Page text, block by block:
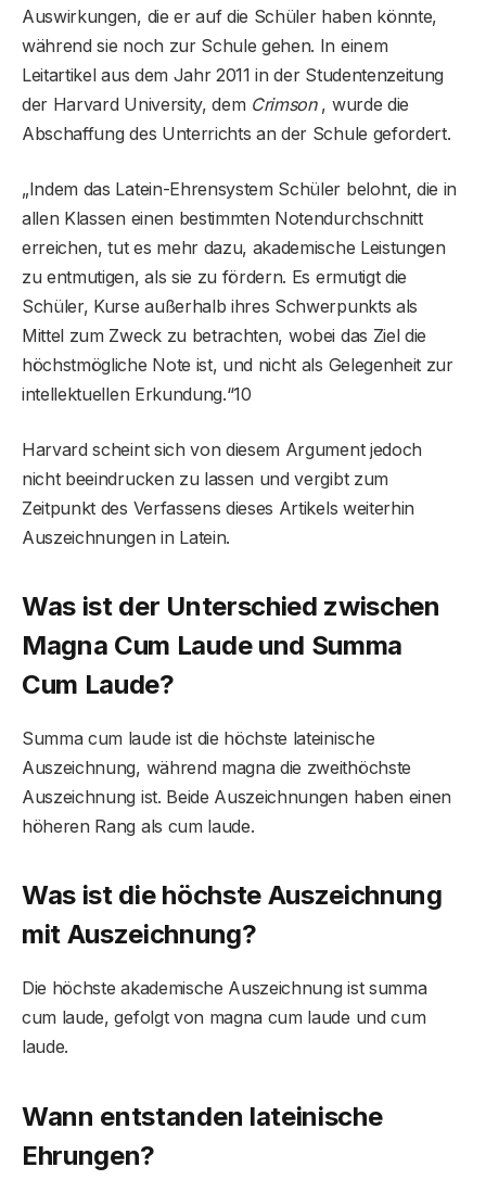
Auswirkungen, die er auf die Schüler haben könnte,
während sie noch zur Schule gehen. In einem
Leitartikel aus dem Jahr 2011 in der Studentenzeitung
der Harvard University, dem Crimson, wurde die
Abschaffung des Unterrichts an der Schule gefordert.
„Indem das Latein-Ehrensystem Schüler belohnt, die in
allen Klassen einen bestimmten Notendurchschnitt
erreichen, tut es mehr dazu, akademische Leistungen
zu entmutigen, als sie zu fördern. Es ermutigt die
Schüler, Kurse außerhalb ihres Schwerpunkts als
Mittel zum Zweck zu betrachten, wobei das Ziel die
höchstmögliche Note ist, und nicht als Gelegenheit zur
intellektuellen Erkundung.“10
Harvard scheint sich von diesem Argument jedoch
nicht beeindrucken zu lassen und vergibt zum
Zeitpunkt des Verfassens dieses Artikels weiterhin
Auszeichnungen in Latein.
Was ist der Unterschied zwischen
Magna Cum Laude und Summa
Cum Laude?
Summa cum laude ist die höchste lateinische
Auszeichnung, während magna die zweithöchste
Auszeichnung ist. Beide Auszeichnungen haben einen
höheren Rang als cum laude.
Was ist die höchste Auszeichnung
mit Auszeichnung?
Die höchste akademische Auszeichnung ist summa
cum laude, gefolgt von magna cum laude und cum
laude.
Wann entstanden lateinische
Ehrungen?